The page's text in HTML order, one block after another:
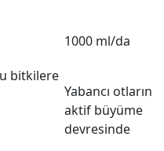
bitkilere
1000 ml/da
Yabancı otların
aktif büyüme
devresinde